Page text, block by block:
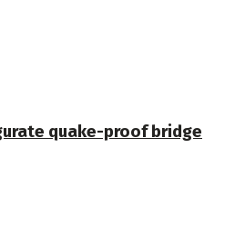
quake-proof bridge